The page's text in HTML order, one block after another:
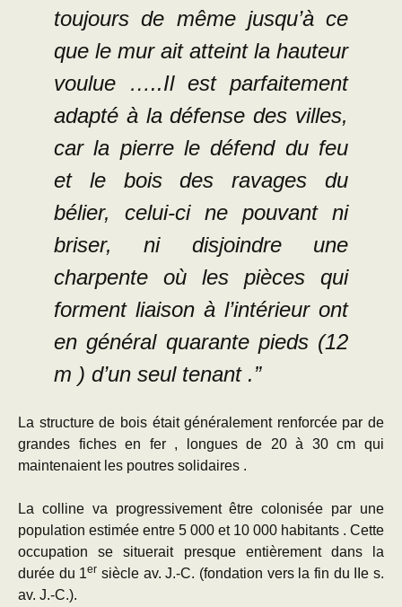
toujours de même jusqu’à ce
que le mur ait atteint la hauteur
voulue …..Il est parfaitement
adapté à la défense des villes,
car la pierre le défend du feu
et le bois des ravages du
bélier, celui-ci ne pouvant ni
briser, ni disjoindre une
charpente où les pièces qui
forment liaison à l’intérieur ont
en général quarante pieds (12
m ) d’un seul tenant .”
La structure de bois était généralement renforcée par de
grandes fiches en fer , longues de 20 à 30 cm qui
maintenaient les poutres solidaires .
La colline va progressivement être colonisée par une
population estimée entre 5 000 et 10 000 habitants . Cette
occupation se situerait presque entièrement dans la
durée du 1er siècle av. J.-C. (fondation vers la fin du IIe s.
av. J.-C.).